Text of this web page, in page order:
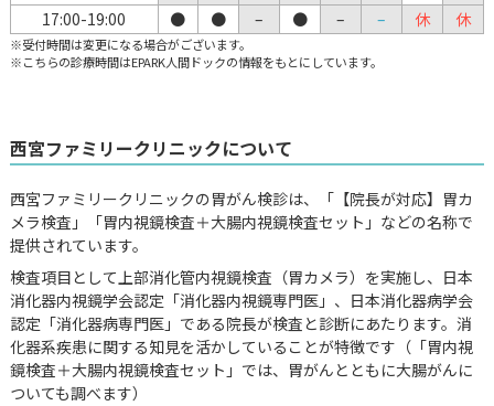
17:00-19:00
● ● – ● – – 休 休
※受付時間は変更になる場合がございます。
※こちらの診療時間はEPARK人間ドックの情報をもとにしています。
西宮ファミリークリニックについて
西宮ファミリークリニックの胃がん検診は、「【院長が対応】胃カ
メラ検査」「胃内視鏡検査＋大腸内視鏡検査セット」などの名称で
提供されています。
検査項目として上部消化管内視鏡検査（胃カメラ）を実施し、日本
消化器内視鏡学会認定「消化器内視鏡専門医」、日本消化器病学会
認定「消化器病専門医」である院長が検査と診断にあたります。消
化器系疾患に関する知見を活かしていることが特徴です（「胃内視
鏡検査＋大腸内視鏡検査セット」では、胃がんとともに大腸がんに
ついても調べます）